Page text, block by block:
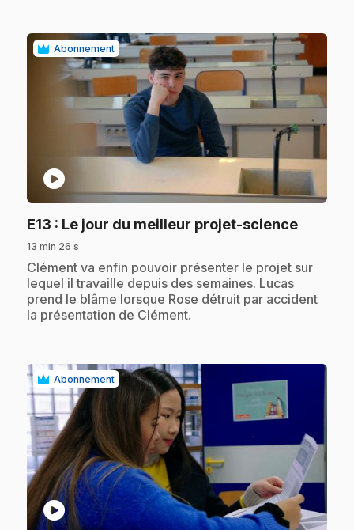
Abonnement
play_circle
E13 : Le jour du meilleur projet-science.
13 min 26 s
.Clément va enfin pouvoir présenter le projet sur
lequel il travaille depuis des semaines. Lucas
prend le blâme lorsque Rose détruit par accident
la présentation de Clément.
Abonnement
play_circle